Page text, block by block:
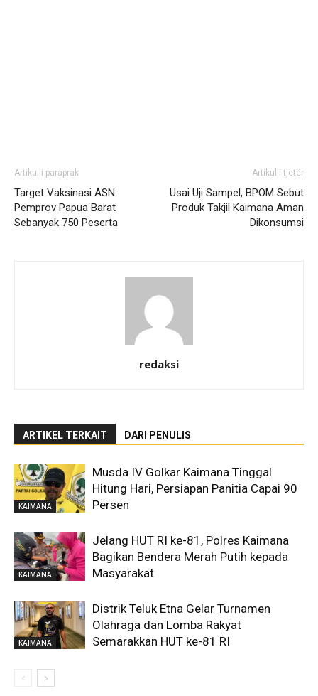
Artikulli paraprak
Target Vaksinasi ASN
Pemprov Papua Barat
Sebanyak 750 Peserta
Artikulli tjetër
Usai Uji Sampel, BPOM Sebut
Produk Takjil Kaimana Aman
Dikonsumsi
redaksi
ARTIKEL TERKAIT DARI PENULIS
KAIMANA
Musda IV Golkar Kaimana Tinggal
Hitung Hari, Persiapan Panitia Capai 90
Persen
KAIMANA
Jelang HUT RI ke-81, Polres Kaimana
Bagikan Bendera Merah Putih kepada
Masyarakat
KAIMANA
Distrik Teluk Etna Gelar Turnamen
Olahraga dan Lomba Rakyat
Semarakkan HUT ke-81 RI